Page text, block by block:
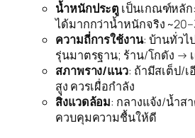
น้ำหนักประตู เป็นเกณฑ์หลัก
ได้มากกว่าน้ำหนักจริง
ความถี่การใช้งาน: บ้านทั่วไ
รุ่นมาตรฐาน; ร้าน/โกดัง →
สภาพราง/แนว: ถ้ามีสเต็ป/
สูง ควรเผื่อกำลัง
สิ่งแวดล้อม: กลางแจ้ง/น้ำส
ควบคุมความชื้นให้ดี